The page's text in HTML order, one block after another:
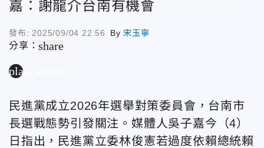
嘉：謝龍介台南有機會
發布: 2025/09/04 22:56 By 宋玉寧
分享：share
play_arrow
民進黨成立2026年選舉對策委員會，台南市
長選戰態勢引發關注。媒體人吳子嘉今（4）
日指出，民進黨立委林俊憲若過度依賴總統賴